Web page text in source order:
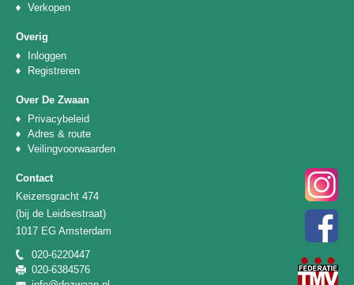
Verkopen
Overig
Inloggen
Registreren
Over De Zwaan
Privacybeleid
Adres & route
Veilingvoorwaarden
Contact
Keizersgracht 474
(bij de Leidsestraat)
1017 EG Amsterdam
020-6220447
020-6384576